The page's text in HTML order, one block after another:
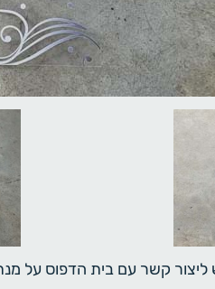
ליצור קשר עם בית הדפוס על